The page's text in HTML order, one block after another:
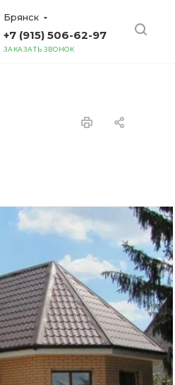
Брянск
+7 (915) 506-62-97
ЗАКАЗАТЬ ЗВОНОК